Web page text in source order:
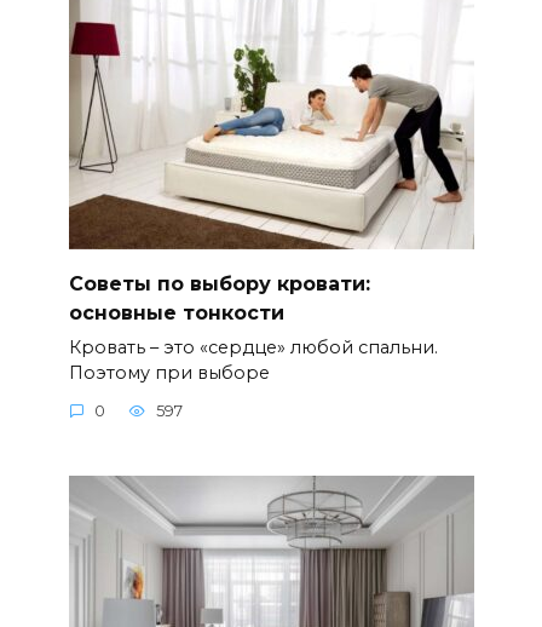
Советы по выбору кровати:
основные тонкости
Кровать – это «сердце» любой спальни.
Поэтому при выборе
0 597